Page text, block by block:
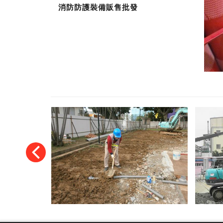
消防防護裝備販售批發
‹